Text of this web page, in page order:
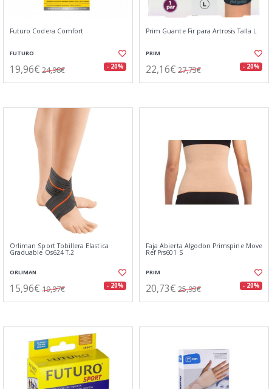
Futuro Codera Comfort
FUTURO
19,96€ 24,98€ - 20%
Prim Guante Fir para Artrosis Talla L
PRIM
22,16€ 27,73€ - 20%
Orliman Sport Tobillera Elastica
Graduable Os624 T.2
ORLIMAN
15,96€ 19,97€ - 20%
Faja Abierta Algodon Primspine Move
Ref Prs601 S
PRIM
20,73€ 25,93€ - 20%